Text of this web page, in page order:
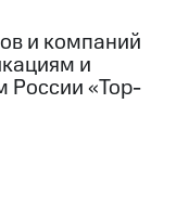
и компаний
и
России «Top-